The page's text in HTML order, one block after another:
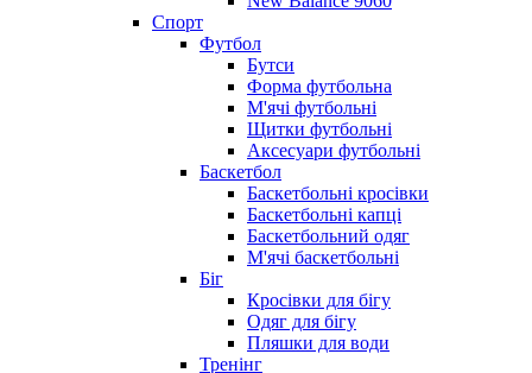
Спорт
Футбол
Бутси
Форма футбольна
М'ячі футбольні
Щитки футбольні
Аксесуари футбольні
Баскетбол
Баскетбольні кросівки
Баскетбольні капці
Баскетбольний одяг
М'ячі баскетбольні
Біг
Кросівки для бігу
Одяг для бігу
Пляшки для води
Тренінг